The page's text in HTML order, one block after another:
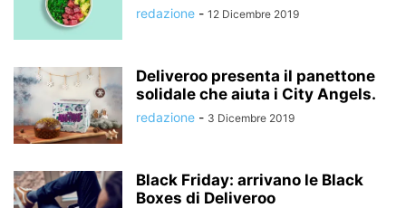
redazione - 12 Dicembre 2019
Deliveroo presenta il panettone
solidale che aiuta i City Angels.
redazione - 3 Dicembre 2019
Black Friday: arrivano le Black
Boxes di Deliveroo